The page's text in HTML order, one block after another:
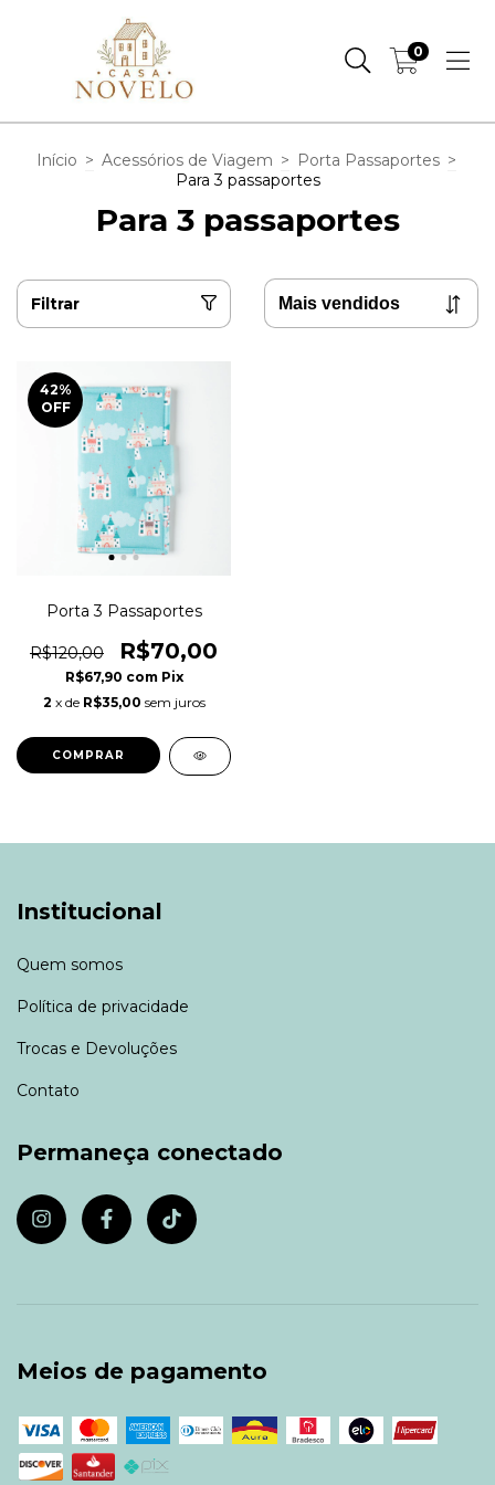
0
Início > Acessórios de Viagem > Porta Passaportes >
Para 3 passaportes
Para 3 passaportes
Filtrar
42%
OFF
Porta 3 Passaportes
R$120,00 R$70,00
R$67,90 com Pix
2 x de R$35,00 sem juros
COMPRAR
Institucional
Quem somos
Política de privacidade
Trocas e Devoluções
Contato
Permaneça conectado
Meios de pagamento